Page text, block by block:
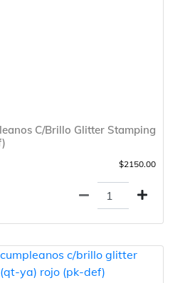
C/Brillo Glitter Stamping
$2150.00